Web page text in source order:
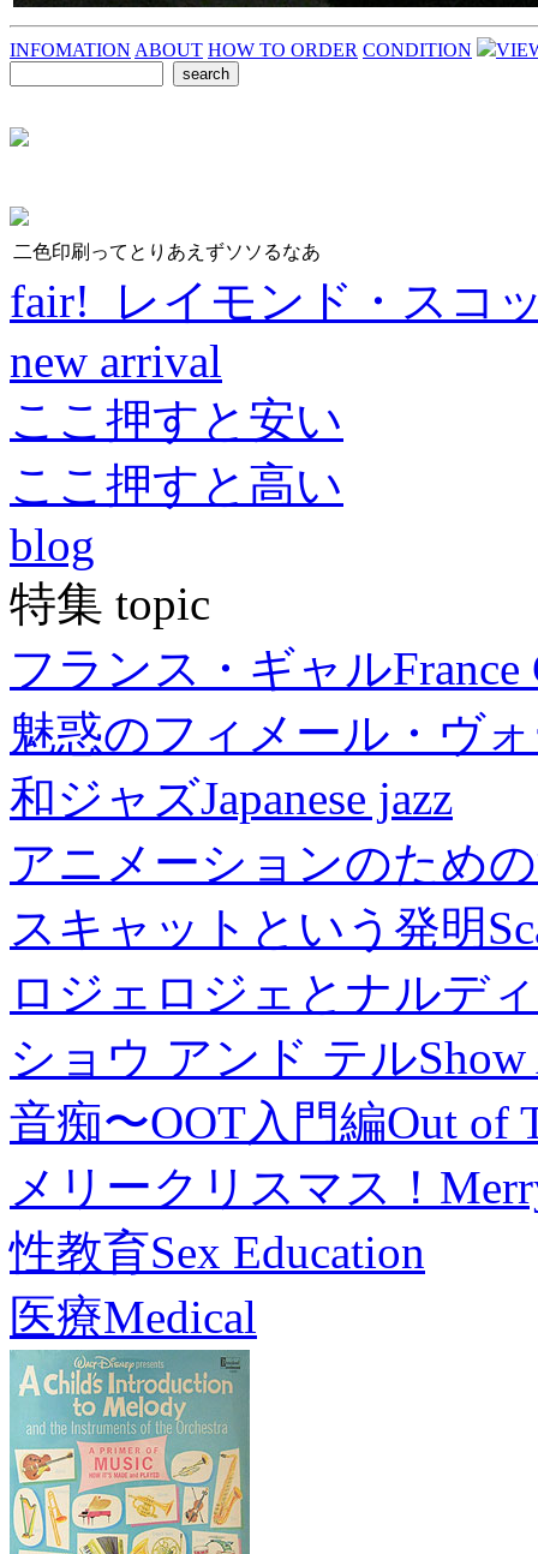
INFOMATION ABOUT HOW TO ORDER CONDITION
二色印刷ってとりあえずソソるなあ
fair! レイモンド・スコ
new arrival
ここ押すと安い
ここ押すと高い
blog
特集 topic
フランス・ギャルFrance
魅惑のフィメール・ヴ
和ジャズJapanese jazz
アニメーションのため
スキャットという発明
ロジェロジェとナルデ
ショウ アンド テル
音痴〜OOT入門編Out of
メリークリスマス！
性教育Sex Education
医療Medical